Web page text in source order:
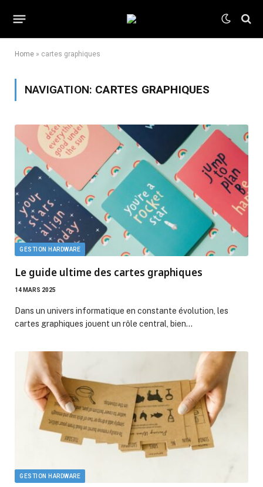
Home » cartes graphiques
NAVIGATION: CARTES GRAPHIQUES
GESTION HARDWARE
Le guide ultime des cartes graphiques
14 MARS 2025
Dans un univers informatique en constante évolution, les
cartes graphiques jouent un rôle central, bien…
GESTION HARDWARE